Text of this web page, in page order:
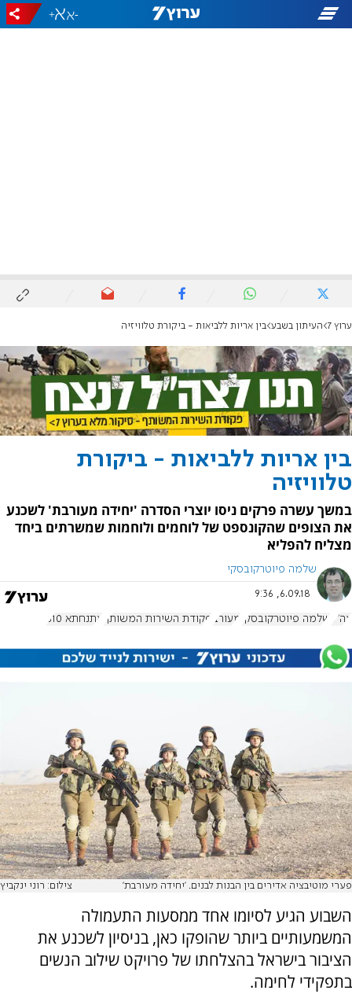
-
+
ערוץ 7 העיתון בשבע בין אריות ללביאות - ביקורת טלוויזיה
בין אריות ללביאות - ביקורת
טלוויזיה
במשך עשרה פרקים ניסו יוצרי הסדרה 'יחידה מעורבת' לשכנע
את הצופים שהקונספט של לוחמים ולוחמות שמשרתים ביחד
מצליח להפליא
שלמה פיוטרקובסקי
6.09.18, 9:36
צה"ל שלמה פיוטרקובסקי מעורב פקודת השירות המשותף אתנחתא 810
פערי מוטיבציה אדירים בין הבנות לבנים. 'יחידה מעורבת' צילום: רוני ינקביץ
השבוע הגיע לסיומו אחד ממסעות התעמולה
המשמעותיים ביותר שהופקו כאן, בניסיון לשכנע את
הציבור בישראל בהצלחתו של פרויקט שילוב הנשים
בתפקידי לחימה.